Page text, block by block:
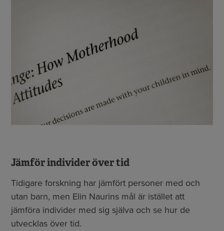
Jämför individer över tid
Tidigare forskning har jämfört personer med och
utan barn, men Elin Naurins mål är istället att
jämföra individer med sig själva och se hur de
utvecklas över tid.